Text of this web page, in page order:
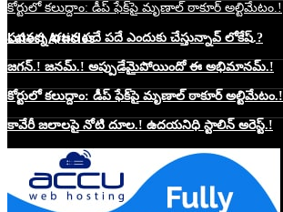
కోర్టులో కలుద్దాం: డీప్ ఫేక్‌పై మృణాల్ ఠాకూర్ అల్టిమేటం.!
Latest Articles
పవనన్న భజన పదే పదే ఎందుకు చేస్తున్నావ్ లోకేష్.?
జగన్.! జనమ్.! అప్పుడేమైపోయిందో ఈ అభిమానమ్.!
కోర్టులో కలుద్దాం: డీప్ ఫేక్‌పై మృణాల్ ఠాకూర్ అల్టిమేటం.!
కావేరీ జలాలపై నోటి దూల.! ఉదయనిధి స్టాలిన్ అరెస్ట్.!
Website Hosting Sponser